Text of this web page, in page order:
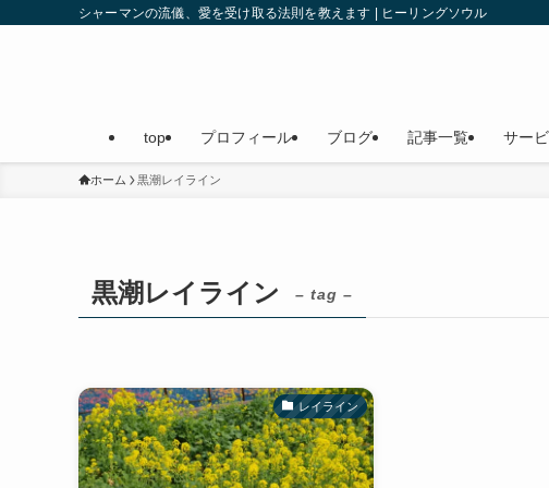
シャーマンの流儀、愛を受け取る法則を教えます | ヒーリングソウル
top プロフィール ブログ 記事一覧 サー
ホーム 黒潮レイライン
黒潮レイライン – tag –
レイライン